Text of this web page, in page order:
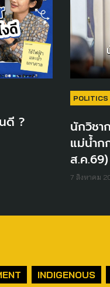
ดี ?
POLITICS
นักวิชา
แม่น้ำก
ส.ค
7 สิงหาคม
INDIGENOUS